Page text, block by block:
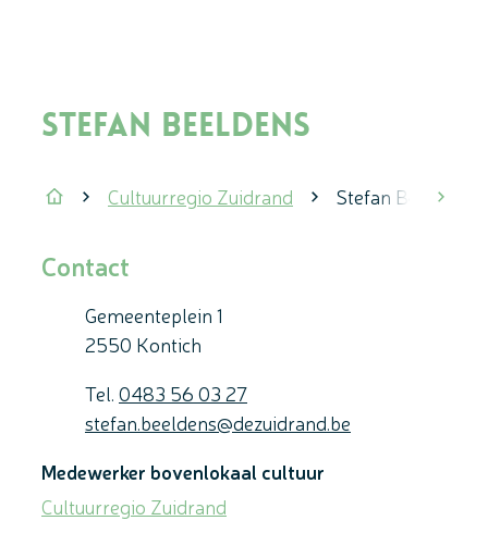
Stefan Beeldens
StartpaginaCultuurregio Zuidrand Stefan Beeldens
Contact
AdresGemeenteplein 1
,2550 Kontich
0483 56 03 27
E-mailstefan.beeldens@dezuidrand.be
Functies
Medewerker bovenlokaal cultuur
Cultuurregio Zuidrand